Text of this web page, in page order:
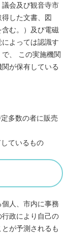
会及び観音寺市
した文書、図
む。）及び電磁
よっては認識す
、 この実施機関
が保有している
多数の者に販売
ているもの
人、市内に事務
政により自己の
が予測されるも